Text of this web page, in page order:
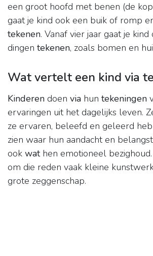
een groot hoofd met benen (de
gaat je kind ook een buik of romp
tekenen. Vanaf vier jaar gaat je
dingen tekenen, zoals bomen en
Wat vertelt een kind via
Kinderen doen via hun tekeningen
ervaringen uit het dagelijks leven.
ze ervaren, beleefd en geleerd
zien waar hun aandacht en
ook wathen emotioneel bezighoud.
om die reden vaak kleine
grote zeggenschap.